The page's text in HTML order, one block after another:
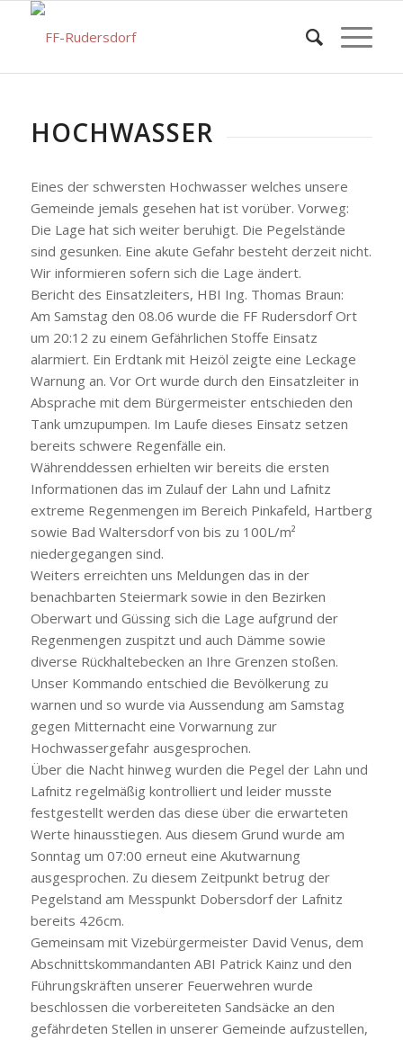
HOCHWASSER
Eines der schwersten Hochwasser welches unsere
Gemeinde jemals gesehen hat ist vorüber. Vorweg:
Die Lage hat sich weiter beruhigt. Die Pegelstände
sind gesunken. Eine akute Gefahr besteht derzeit nicht.
Wir informieren sofern sich die Lage ändert.
Bericht des Einsatzleiters, HBI Ing. Thomas Braun:
Am Samstag den 08.06 wurde die FF Rudersdorf Ort
um 20:12 zu einem Gefährlichen Stoffe Einsatz
alarmiert. Ein Erdtank mit Heizöl zeigte eine Leckage
Warnung an. Vor Ort wurde durch den Einsatzleiter in
Absprache mit dem Bürgermeister entschieden den
Tank umzupumpen. Im Laufe dieses Einsatz setzen
bereits schwere Regenfälle ein.
Währenddessen erhielten wir bereits die ersten
Informationen das im Zulauf der Lahn und Lafnitz
extreme Regenmengen im Bereich Pinkafeld, Hartberg
sowie Bad Waltersdorf von bis zu 100L/m²
niedergegangen sind.
Weiters erreichten uns Meldungen das in der
benachbarten Steiermark sowie in den Bezirken
Oberwart und Güssing sich die Lage aufgrund der
Regenmengen zuspitzt und auch Dämme sowie
diverse Rückhaltebecken an Ihre Grenzen stoßen.
Unser Kommando entschied die Bevölkerung zu
warnen und so wurde via Aussendung am Samstag
gegen Mitternacht eine Vorwarnung zur
Hochwassergefahr ausgesprochen.
Über die Nacht hinweg wurden die Pegel der Lahn und
Lafnitz regelmäßig kontrolliert und leider musste
festgestellt werden das diese über die erwarteten
Werte hinausstiegen. Aus diesem Grund wurde am
Sonntag um 07:00 erneut eine Akutwarnung
ausgesprochen. Zu diesem Zeitpunkt betrug der
Pegelstand am Messpunkt Dobersdorf der Lafnitz
bereits 426cm.
Gemeinsam mit Vizebürgermeister David Venus, dem
Abschnittskommandanten ABI Patrick Kainz und den
Führungskräften unserer Feuerwehren wurde
beschlossen die vorbereiteten Sandsäcke an den
gefährdeten Stellen in unserer Gemeinde aufzustellen,